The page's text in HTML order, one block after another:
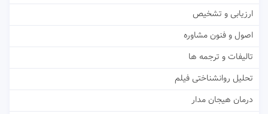
ارزیابی و تشخیص
اصول و فنون مشاوره
تالیفات و ترجمه ها
تحلیل روانشناختی فیلم
درمان هیجان مدار